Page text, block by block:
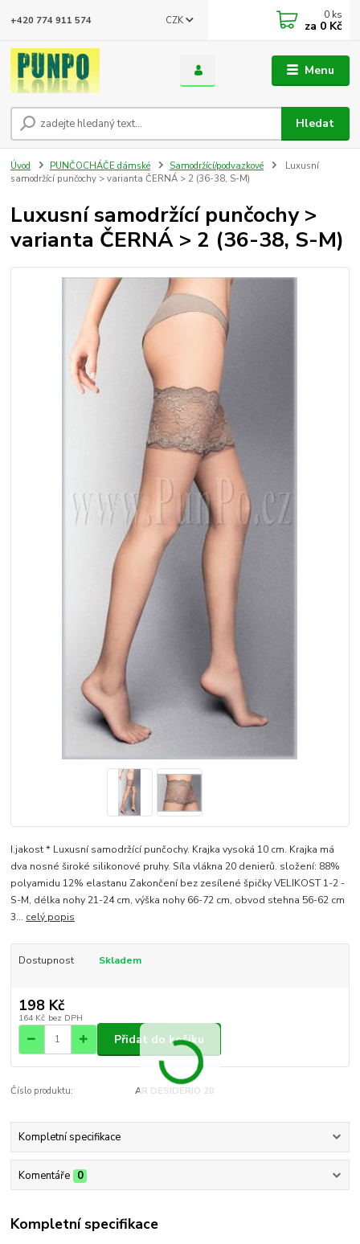
Menu
CZK
Hledat
+420 774 911 574 0 ks
za 0 Kč
Úvod PUNČOCHÁČE dámské Samodržící/podvazkové
Luxusní
samodržící punčochy > varianta ČERNÁ > 2 (36-38, S-M)
Luxusní samodržící punčochy >
varianta ČERNÁ > 2 (36-38, S-M)
I.jakost * Luxusní samodržící punčochy. Krajka vysoká 10 cm. Krajka má
dva nosné široké silikonové pruhy. Síla vlákna 20 denierů. složení: 88%
polyamidu 12% elastanu Zakončení bez zesílené špičky VELIKOST 1-2 -
S-M, délka nohy 21-24 cm, výška nohy 66-72 cm, obvod stehna 56-62 cm
3... celý popis
Dostupnost Skladem
198 Kč
164 Kč bez DPH
Přidat do košíku
Číslo produktu: AR DESIDERIO 20
Kompletní specifikace
Komentáře 0
Kompletní specifikace